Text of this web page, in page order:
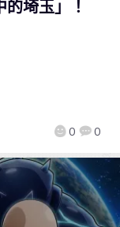
埼玉」！
0 0